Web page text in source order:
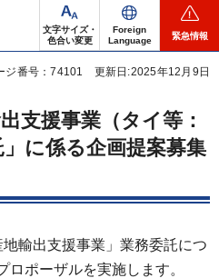
文字サイズ・
色合い変更
Foreign
Language
緊急情報
ジ番号：74101 更新日:2025年12月9日
支援事業（タイ等：
に係る企画提案募集
輸出支援事業」業務委託につ
ポーザルを実施します。